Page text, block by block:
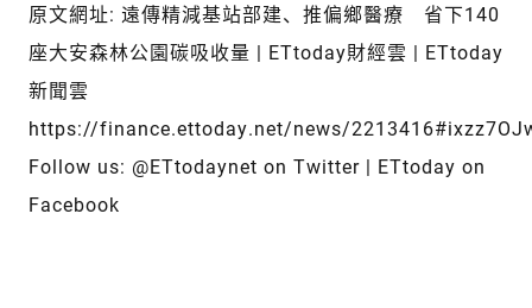
原文網址: 遠傳精減基站部建、推偏鄉醫療 省下140
座大安森林公園碳吸收量 | ETtoday財經雲 | ETtoday
新聞雲
https://finance.ettoday.net/news/
Follow us: @ETtodaynet on Twitter | ETtoday on
Facebook